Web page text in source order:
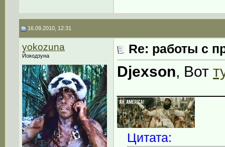
16.09.2010, 12:31
yokozuna
Йокодзуна Re: работы с
Djexson, Вот
Цитата: